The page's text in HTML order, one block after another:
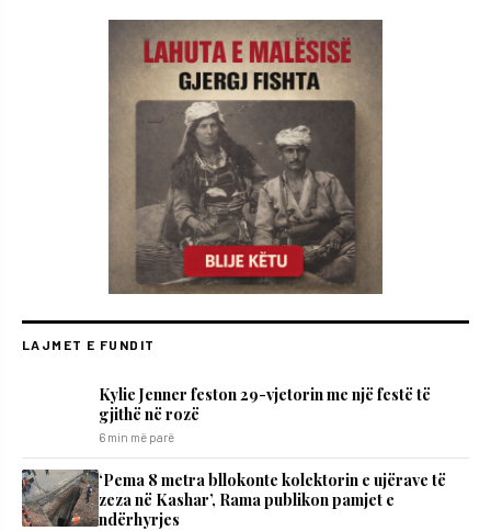
LAJMET E FUNDIT
Kylie Jenner feston 29-vjetorin me një festë të
gjithë në rozë
6 min më parë
‘Pema 8 metra bllokonte kolektorin e ujërave të
zeza në Kashar’, Rama publikon pamjet e
ndërhyrjes